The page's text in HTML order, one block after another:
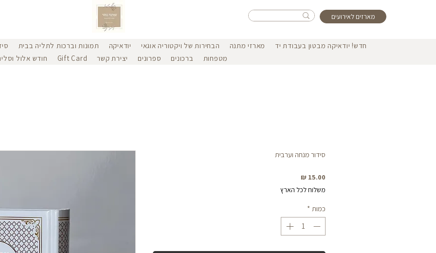
מארזים לאירועים
חדש! יודאיקה מבטון בעבודת יד מארזי מתנה הבחירות של ויקטוריה אוגאי יודאיקה תמונות וברכות לתליה בבית
מטפחות
ברכונים ספרונים יצירת קשר Gift Card חודש אלול
סידור מנחה וערבית
מחיר
משלוח לכל הארץ
כמות *